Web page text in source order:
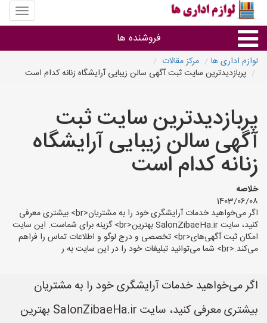
منوی
سایت
اداری
فروشنده ها
گروه ها
استان ها
لوازم اداری ها
مرکز مقالات
پربازدیدترین سایت ثبت آگهی سالن زیبایی آرایشگاه زنانه کدام است
پربازدیدترین سایت ثبت
آگهی سالن زیبایی آرایشگاه
زنانه کدام است
خلاصه
1403/06/08
اگر می‌خواهید خدمات آرایشگری خود را به مشتریان<br> بیشتری معرفی
کنید، سایت SalonZibaeHa.ir بهترین<br> گزینه برای شماست. این سایت
امکان ثبت آگهی‌های<br> تخصصی و درج لوگو و اطلاعات تماس را فراهم
می‌کند.<br> شما می‌توانید تبلیغات خود را در این سایت به ر
اگر می‌خواهید خدمات آرایشگری خود را به مشتریان
بیشتری معرفی کنید، سایت SalonZibaeHa.ir بهترین